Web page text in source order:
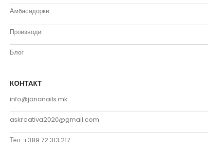
Амбасадорки
Производи
Блог
КОНТАКТ
info@jananails.mk
askreativa2020@gmail.com
Тел. +389 72 313 217